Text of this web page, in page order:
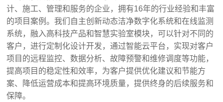
计、施工、管理和服务的企业，拥有16年的行业经验和丰富
的项目案例。我们自主创新动态洁净数字化系统和在线监测
系统，融入高科技产品和智慧实验室模块，可以针对不同的
客户，进行定制化设计开发，通过智能云平台，实现对客户
项目的远程监控、数据分析、故障预警和维修调度等功能，
提高项目的稳定性和效率，为客户提供优化建议和节能方
案、降低运营成本和提高环境质量，提供终身的后续服务和
保障。